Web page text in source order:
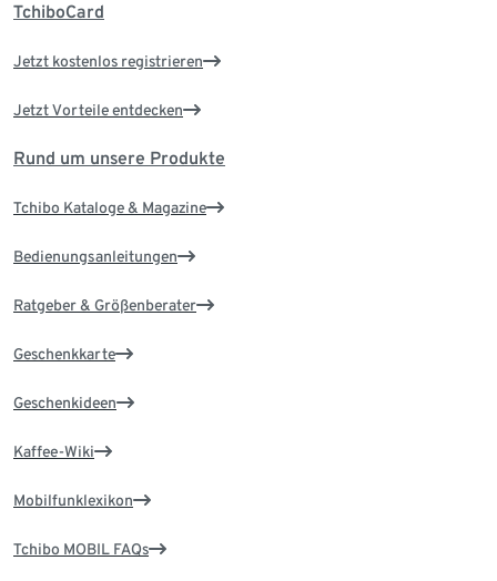
TchiboCard
Jetzt kostenlos registrieren
Jetzt Vorteile entdecken
Rund um unsere Produkte
Tchibo Kataloge & Magazine
Bedienungsanleitungen
Ratgeber & Größenberater
Geschenkkarte
Geschenkideen
Kaffee-Wiki
Mobilfunklexikon
Tchibo MOBIL FAQs